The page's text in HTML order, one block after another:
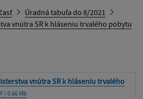
Úradná tabuľa do 8/2021
vnútra SR k hláseniu trvalého pobytu
vnútra SR k hláseniu trvalého
| 0.66 Mb